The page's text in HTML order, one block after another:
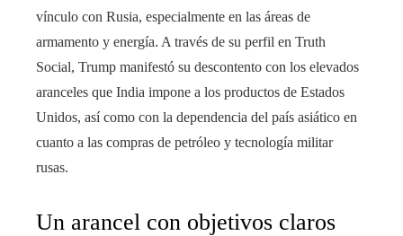
vínculo con Rusia, especialmente en las áreas de
armamento y energía. A través de su perfil en Truth
Social, Trump manifestó su descontento con los elevados
aranceles que India impone a los productos de Estados
Unidos, así como con la dependencia del país asiático en
cuanto a las compras de petróleo y tecnología militar
rusas.
Un arancel con objetivos claros